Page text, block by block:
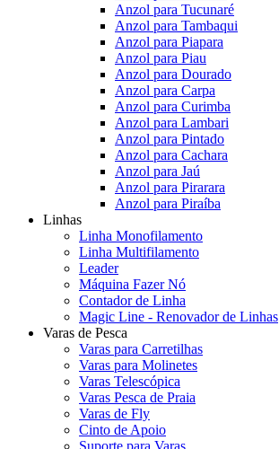
Anzol para Tucunaré
Anzol para Tambaqui
Anzol para Piapara
Anzol para Piau
Anzol para Dourado
Anzol para Carpa
Anzol para Curimba
Anzol para Lambari
Anzol para Pintado
Anzol para Cachara
Anzol para Jaú
Anzol para Pirarara
Anzol para Piraíba
Linhas
Linha Monofilamento
Linha Multifilamento
Leader
Máquina Fazer Nó
Contador de Linha
Magic Line - Renovador de Linhas
Varas de Pesca
Varas para Carretilhas
Varas para Molinetes
Varas Telescópica
Varas Pesca de Praia
Varas de Fly
Cinto de Apoio
Suporte para Varas